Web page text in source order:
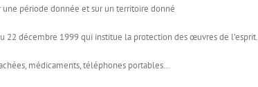
une période donnée et sur un territoire donné
22 décembre 1999 qui institue la protection des œuvres de l’esprit.
médicaments, téléphones portables…